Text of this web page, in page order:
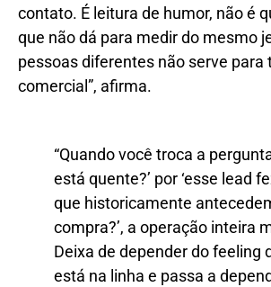
contato. É leitura de humor, não é
que não dá para medir do mesmo
pessoas diferentes não serve para
comercial”, afirma.
“Quando você troca a
está quente?’ por ‘esse lead
que historicamente
compra?’, a operação inteira
Deixa de depender do feeling
está na linha e passa a